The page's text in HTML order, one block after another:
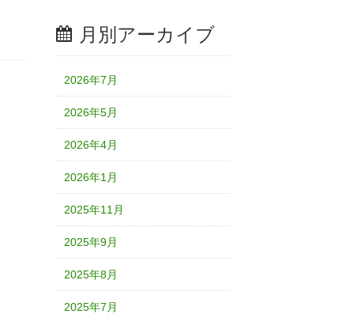
月別アーカイブ
2026年7月
2026年5月
2026年4月
2026年1月
2025年11月
2025年9月
2025年8月
2025年7月